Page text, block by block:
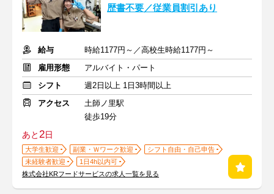
歴書不要／従業員割引あり
給与
時給1177円～／高校生時給1177円～
雇用形態
アルバイト・パート
シフト
週2日以上 1日3時間以上
アクセス
土師ノ里駅
徒歩19分
あと2日
大学生歓迎 副業・Ｗワーク歓迎
シフト自由・自己申告
未経験者歓迎
1日4h以内可
株式会社KRフードサービスの求人一覧を見る